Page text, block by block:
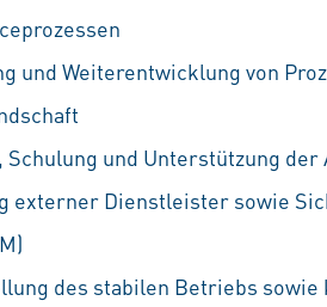
und Weiterentwicklung von
Schulung und Unterstützung
externer Dienstleister sowie
des stabilen Betriebs